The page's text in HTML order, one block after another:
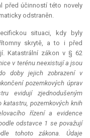
před účinností této novely
odstraněn.
situaci, kdy byly
skrytě, a to i před
Katastrální zákon v § 62
v terénu neexistují a jsou
doby jejich zobrazení v
pozemkových úprav
evidují zjednodušeným
katastru, pozemkových knih
řízení a evidence
odstavce 1 se považují
tohoto zákona. Údaje